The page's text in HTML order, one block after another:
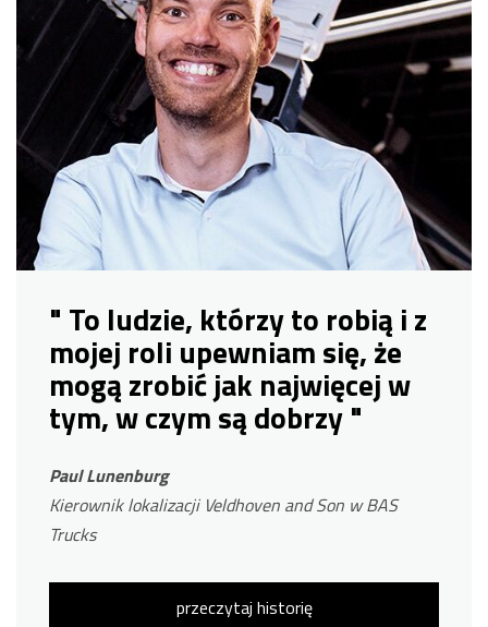
" To ludzie, którzy to robią i z
mojej roli upewniam się, że
mogą zrobić jak najwięcej w
tym, w czym są dobrzy "
Paul Lunenburg
Kierownik lokalizacji Veldhoven and Son w BAS
Trucks
przeczytaj historię